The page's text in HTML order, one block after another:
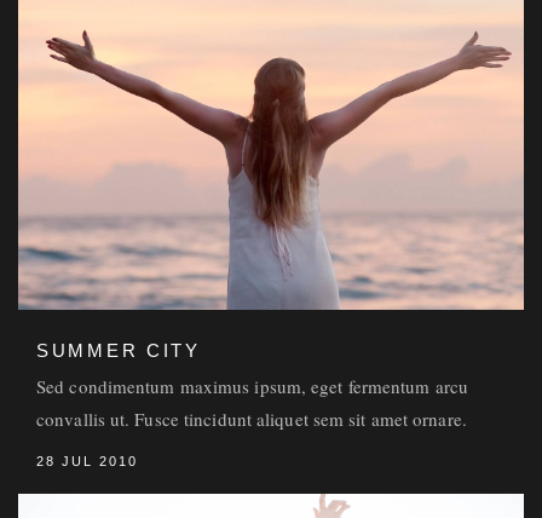
SUMMER CITY
Sed condimentum maximus ipsum, eget fermentum arcu
convallis ut. Fusce tincidunt aliquet sem sit amet ornare.
28 JUL 2010